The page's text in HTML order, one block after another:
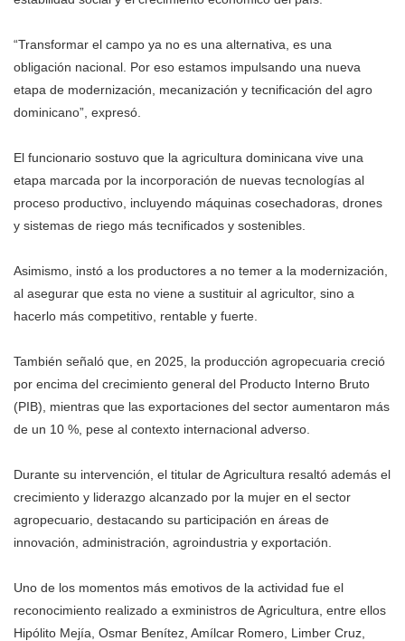
“Transformar el campo ya no es una alternativa, es una
obligación nacional. Por eso estamos impulsando una nueva
etapa de modernización, mecanización y tecnificación del agro
dominicano”, expresó.
El funcionario sostuvo que la agricultura dominicana vive una
etapa marcada por la incorporación de nuevas tecnologías al
proceso productivo, incluyendo máquinas cosechadoras, drones
y sistemas de riego más tecnificados y sostenibles.
Asimismo, instó a los productores a no temer a la modernización,
al asegurar que esta no viene a sustituir al agricultor, sino a
hacerlo más competitivo, rentable y fuerte.
También señaló que, en 2025, la producción agropecuaria creció
por encima del crecimiento general del Producto Interno Bruto
(PIB), mientras que las exportaciones del sector aumentaron más
de un 10 %, pese al contexto internacional adverso.
Durante su intervención, el titular de Agricultura resaltó además el
crecimiento y liderazgo alcanzado por la mujer en el sector
agropecuario, destacando su participación en áreas de
innovación, administración, agroindustria y exportación.
Uno de los momentos más emotivos de la actividad fue el
reconocimiento realizado a exministros de Agricultura, entre ellos
Hipólito Mejía, Osmar Benítez, Amílcar Romero, Limber Cruz,